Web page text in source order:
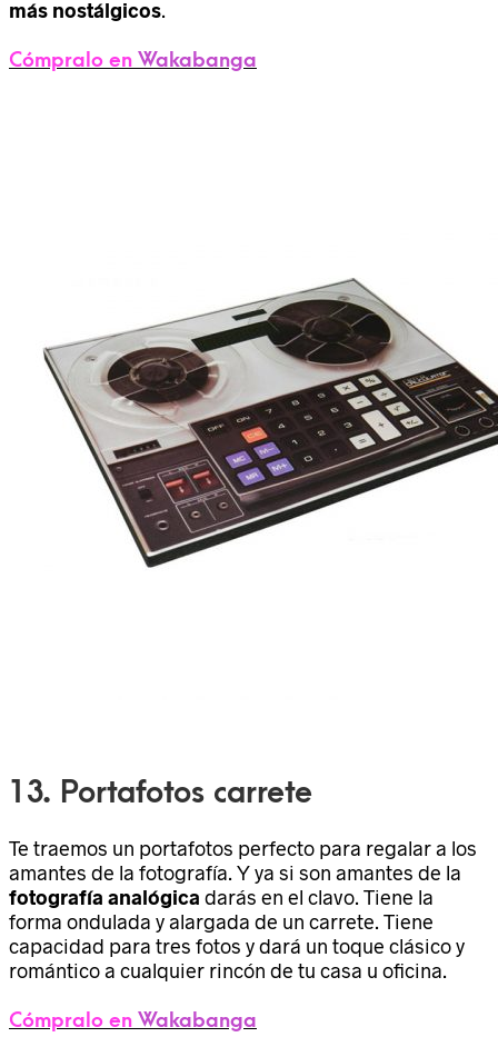
más nostálgicos.
Cómpralo en Wakabanga
13. Portafotos carrete
Te traemos un portafotos perfecto para regalar a los
amantes de la fotografía. Y ya si son amantes de la
fotografía analógica darás en el clavo. Tiene la
forma ondulada y alargada de un carrete. Tiene
capacidad para tres fotos y dará un toque clásico y
romántico a cualquier rincón de tu casa u oficina.
Cómpralo en Wakabanga